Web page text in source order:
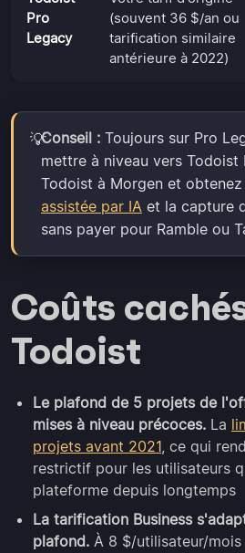
Pro
Legacy
(souvent 36 $/an ou
tarification similaire
antérieure à 2022)
💡Conseil : Toujours sur Pro
mettre à niveau vers Todoist
Todoist à Morgen et obtenez
assistée par IA et la capture
sans payer pour Ramble ou
Coûts
Todoist
Le plafond de 5 projets de
mises à niveau précoces. La
projets avant 2021, ce qui
restrictif pour les utilisateurs
plateforme depuis longtemps
La tarification Business
plafond. À 8 $/utilisateur/